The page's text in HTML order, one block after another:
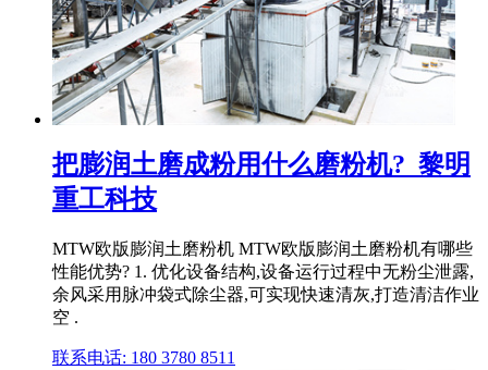
把膨润土磨成粉用什么磨粉机?_黎明
重工科技
MTW欧版膨润土磨粉机 MTW欧版膨润土磨粉机有哪些
性能优势? 1. 优化设备结构,设备运行过程中无粉尘泄露,
余风采用脉冲袋式除尘器,可实现快速清灰,打造清洁作业
空 .
联系电话: 180 3780 8511